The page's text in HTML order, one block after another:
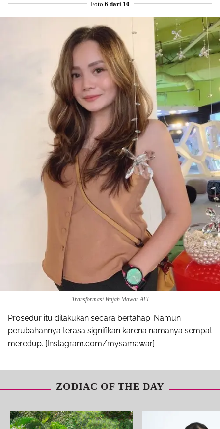
Foto 6 dari 10
Transformasi Wajah Mawar AFI
Prosedur itu dilakukan secara bertahap. Namun
perubahannya terasa signifikan karena namanya sempat
meredup. [Instagram.com/mysamawar]
ZODIAC OF THE DAY
Share to others
Pinterest
Mail